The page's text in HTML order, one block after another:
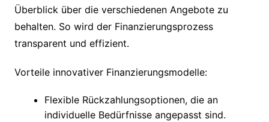
Überblick über die verschiedenen Angebote zu
behalten. So wird der Finanzierungsprozess
transparent und effizient.
Vorteile innovativer Finanzierungsmodelle:
Flexible Rückzahlungsoptionen, die an
individuelle Bedürfnisse angepasst sind.